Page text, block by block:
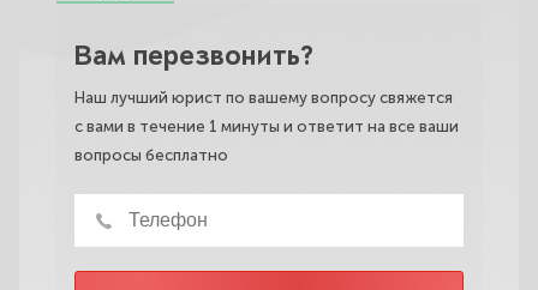
Вам перезвонить?
Наш лучший юрист по вашему вопросу свяжется
с вами в течение 1 минуты и ответит на все ваши
вопросы бесплатно